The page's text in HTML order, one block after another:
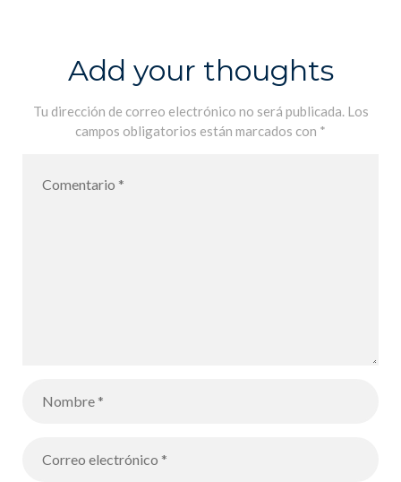
Add your thoughts
Tu dirección de correo electrónico no será publicada. Los
campos obligatorios están marcados con *